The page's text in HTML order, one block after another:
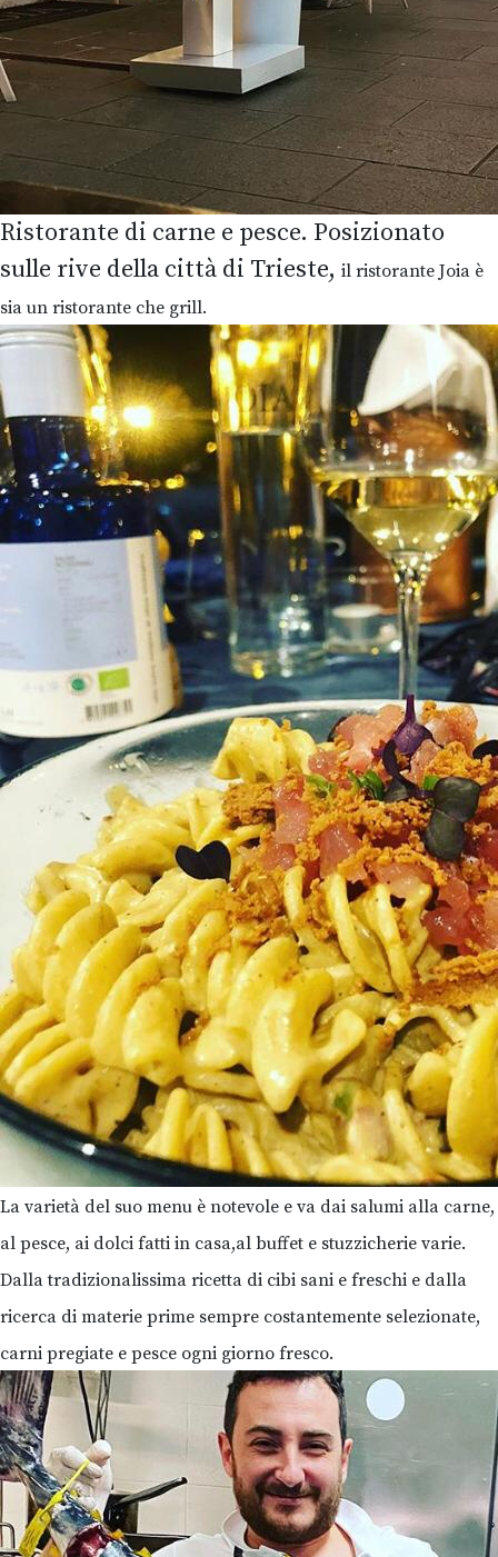
Ristorante di carne e pesce. Posizionato
sulle rive della città di Trieste, il ristorante Joia è
sia un ristorante che grill.
La varietà del suo menu è notevole e va dai salumi alla carne,
al pesce, ai dolci fatti in casa,al buffet e stuzzicherie varie.
Dalla tradizionalissima ricetta di cibi sani e freschi e dalla
ricerca di materie prime sempre costantemente selezionate,
carni pregiate e pesce ogni giorno fresco.